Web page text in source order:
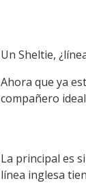
Un Sheltie,
Ahora que ya
compañero
La principal es
línea inglesa